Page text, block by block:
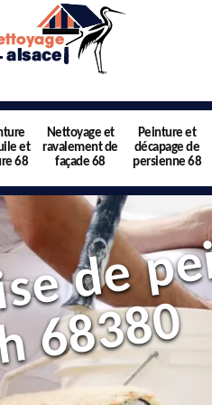
et
68
Nettoyage et
ravalement de
façade 68
Peinture et
décapage de
persienne 68